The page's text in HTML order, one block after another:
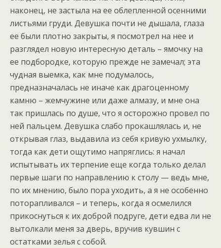
наконец, не застыла на ее облепленной осенними
листьями груди. Девушка почти не дышала, глаза
ее были плотно закрыты, я посмотрел на нее и
разглядел новую интересную деталь – ямочку на
ее подбородке, которую прежде не замечал; эта
чудная выемка, как мне подумалось,
предназначалась не иначе как драгоценному
камню – жемчужине или даже алмазу, и мне она
так пришлась по душе, что я осторожно провел по
ней пальцем. Девушка слабо прокашлялась и, не
открывая глаз, выдавила из себя кривую ухмылку,
тогда как дети ощутимо напряглись: я начал
испытывать их терпение еще когда только делал
первые шаги по направлению к столу — ведь мне,
по их мнению, было пора уходить, а я не особенно
поторапливался – и теперь, когда я осмелился
прикоснуться к их доброй подруге, дети едва ли не
вытолкали меня за дверь, вручив кувшин с
остатками зелья с собой.